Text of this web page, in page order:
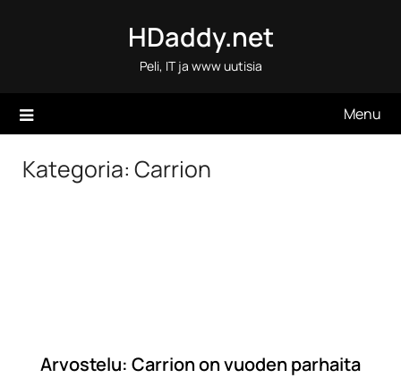
HDaddy.net
Peli, IT ja www uutisia
Menu
Kategoria: Carrion
Arvostelu: Carrion on vuoden parhaita